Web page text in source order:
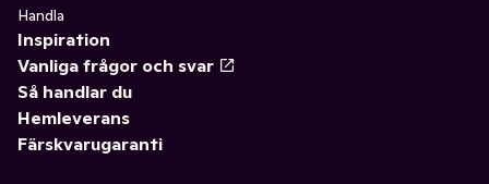
Handla
Inspiration
Vanliga frågor och svar
Så handlar du
Hemleverans
Färskvarugaranti